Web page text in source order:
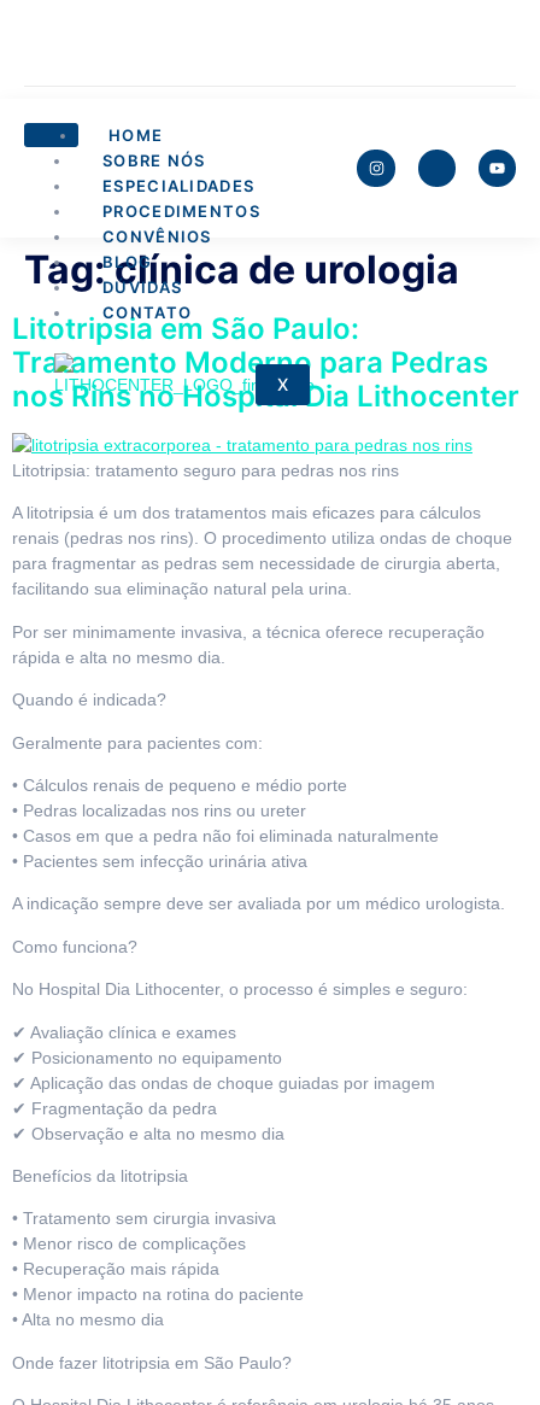
HOME
SOBRE NÓS
ESPECIALIDADES
PROCEDIMENTOS
CONVÊNIOS
BLOG
DÚVIDAS
CONTATO
X
Tag:clínica de urologia
Litotripsia em São Paulo:
Tratamento Moderno para Pedras
nos Rins no Hospital Dia Lithocenter
Litotripsia: tratamento seguro para pedras nos rins
A litotripsia é um dos tratamentos mais eficazes para cálculos
renais (pedras nos rins). O procedimento utiliza ondas de choque
para fragmentar as pedras sem necessidade de cirurgia aberta,
facilitando sua eliminação natural pela urina.
Por ser minimamente invasiva, a técnica oferece recuperação
rápida e alta no mesmo dia.
Quando é indicada?
Geralmente para pacientes com:
• Cálculos renais de pequeno e médio porte
• Pedras localizadas nos rins ou ureter
• Casos em que a pedra não foi eliminada naturalmente
• Pacientes sem infecção urinária ativa
A indicação sempre deve ser avaliada por um médico urologista.
Como funciona?
No Hospital Dia Lithocenter, o processo é simples e seguro:
✔ Avaliação clínica e exames
✔ Posicionamento no equipamento
✔ Aplicação das ondas de choque guiadas por imagem
✔ Fragmentação da pedra
✔ Observação e alta no mesmo dia
Benefícios da litotripsia
• Tratamento sem cirurgia invasiva
• Menor risco de complicações
• Recuperação mais rápida
• Menor impacto na rotina do paciente
• Alta no mesmo dia
Onde fazer litotripsia em São Paulo?